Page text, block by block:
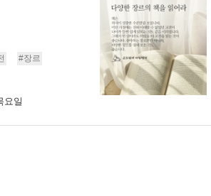
#장르
요일